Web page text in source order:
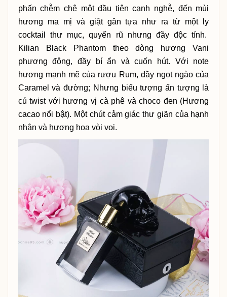
phấn chễm chệ một đầu tiên cạnh nghễ, đến mùi
hương ma mị và giật gân tựa như ra từ một ly
cocktail thư mục, quyến rũ nhưng đầy độc tính.
Kilian Black Phantom theo dòng hương Vani
phương đông, đầy bí ẩn và cuốn hút. Với note
hương mạnh mẽ của rượu Rum, đầy ngọt ngào của
Caramel và đường; Nhưng biểu tượng ấn tượng là
cú twist với hương vị cà phê và choco đen (Hương
cacao nổi bật). Một chút cảm giác thư giãn của hạnh
nhân và hương hoa vòi voi.